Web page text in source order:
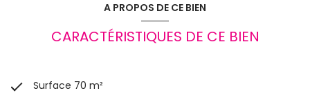
A PROPOS DE CE BIEN
CARACTÉRISTIQUES DE CE BIEN
Surface 70 m²